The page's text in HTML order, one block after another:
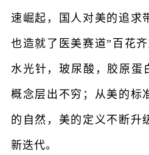
速崛起，国人对美的追求
也造就了医美赛道”百花
水光针，玻尿酸，胶原
概念层出不穷；从美的标
的自然，美的定义不断升
新迭代。